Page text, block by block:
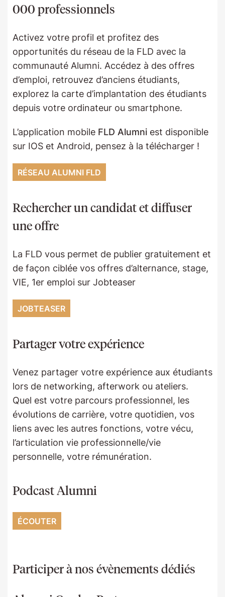
000 professionnels
Activez votre profil et profitez des
opportunités du réseau de la FLD avec la
communauté Alumni. Accédez à des offres
d’emploi, retrouvez d’anciens étudiants,
explorez la carte d’implantation des étudiants
depuis votre ordinateur ou smartphone.
L’application mobile FLD Alumni est disponible
sur IOS et Android, pensez à la télécharger !
RÉSEAU ALUMNI FLD
Rechercher un candidat et diffuser
une offre
La FLD vous permet de publier gratuitement et
de façon ciblée vos offres d’alternance, stage,
VIE, 1er emploi sur Jobteaser
JOBTEASER
Partager votre expérience
Venez partager votre expérience aux étudiants
lors de networking, afterwork ou ateliers.
Quel est votre parcours professionnel, les
évolutions de carrière, votre quotidien, vos
liens avec les autres fonctions, votre vécu,
l’articulation vie professionnelle/vie
personnelle, votre rémunération.
Podcast Alumni
ÉCOUTER
Participer à nos évènements dédiés